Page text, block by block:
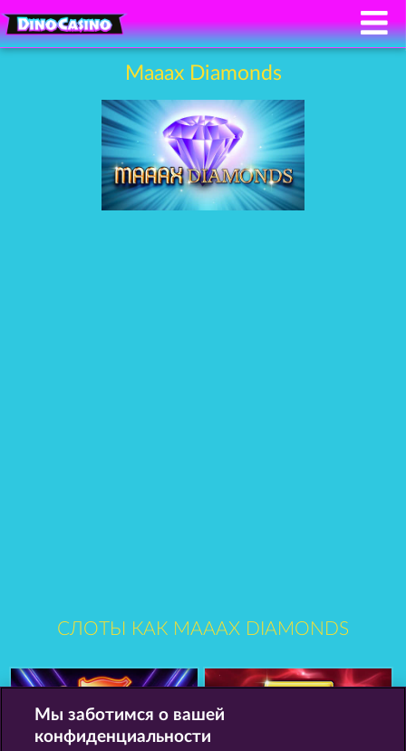
Maaax Diamonds
СЛОТЫ КАК MAAAX DIAMONDS
Мы заботимся о вашей
конфиденциальности